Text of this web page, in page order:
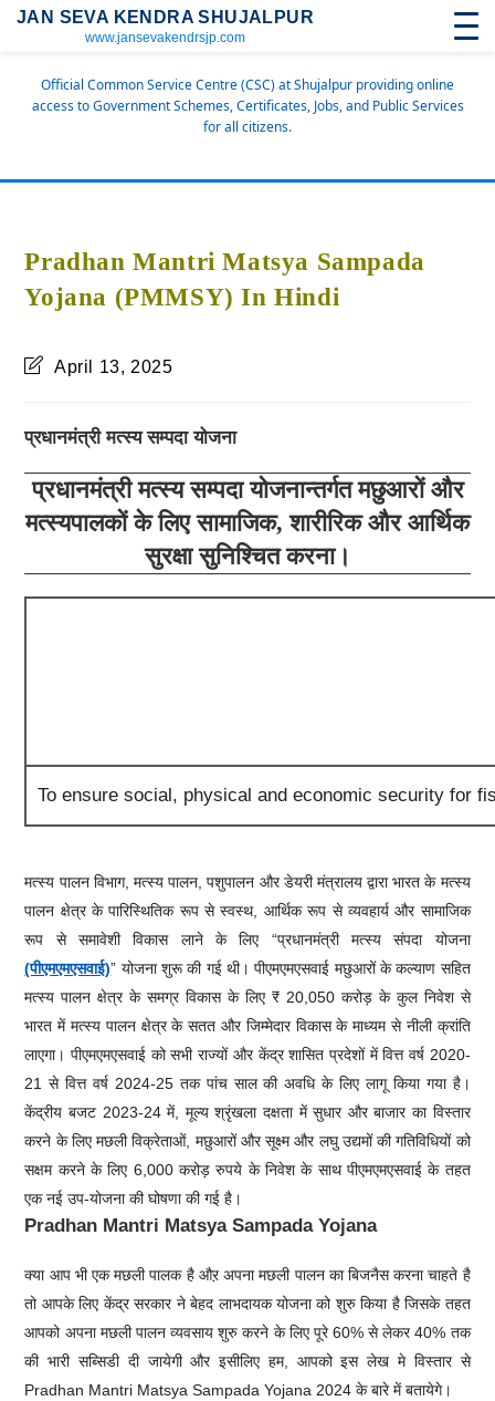
JAN SEVA KENDRA SHUJALPUR
www.jansevakendrsjp.com
Official Common Service Centre (CSC) at Shujalpur providing online
access to Government Schemes, Certificates, Jobs, and Public Services
for all citizens.
Pradhan Mantri Matsya Sampada
Yojana (PMMSY) In Hindi
April 13, 2025
प्रधानमंत्री मत्स्य सम्पदा योजना
प्रधानमंत्री मत्स्य सम्पदा योजनान्तर्गतमछुआरों और
मत्स्यपालकों के लिए सामाजिक, शारीरिक और आर्थिक
सुरक्षा सुनिश्चित करना।
To ensure social, physical and economic security for
मत्स्य पालन विभाग, मत्स्य पालन, पशुपालन और डेयरी मंत्रालय द्वारा भारत के मत्स्य
पालन क्षेत्र के पारिस्थितिक रूप से स्वस्थ, आर्थिक रूप से व्यवहार्य और सामाजिक
रूप से समावेशी विकास लाने के लिए “प्रधानमंत्री मत्स्य संपदा योजना
(पीएमएमएसवाई)” योजना शुरू की गई थी। पीएमएमएसवाई मछुआरों के कल्याण सहित
मत्स्य पालन क्षेत्र के समग्र विकास के लिए ₹ 20,050 करोड़ के कुल निवेश से
भारत में मत्स्य पालन क्षेत्र के सतत और जिम्मेदार विकास के माध्यम से नीली क्रांति
लाएगा। पीएमएमएसवाई को सभी राज्यों और केंद्र शासित प्रदेशों में वित्त वर्ष 2020-
21 से वित्त वर्ष 2024-25 तक पांच साल की अवधि के लिए लागू किया गया है।
केंद्रीय बजट 2023-24 में, मूल्य श्रृंखला दक्षता में सुधार और बाजार का विस्तार
करने के लिए मछली विक्रेताओं, मछुआरों और सूक्ष्म और लघु उद्यमों की गतिविधियों को
सक्षम करने के लिए 6,000 करोड़ रुपये के निवेश के साथ पीएमएमएसवाई के तहत
एक नई उप-योजना की घोषणा की गई है।
Pradhan Mantri Matsya Sampada Yojana
क्या आप भी एक मछली पालक है औऱ अपना मछली पालन का बिजनैस करना चाहते है
तो आपके लिए केंद्र सरकार ने बेहद लाभदायक योजना को शुरु किया है जिसके तहत
आपको अपना मछली पालन व्यवसाय शुरु करने के लिए पूरे 60% से लेकर 40% तक
की भारी सब्सिडी दी जायेगी और इसीलिए हम, आपको इस लेख मे विस्तार से
Pradhan Mantri Matsya Sampada Yojana 2024 के बारे में बतायेगे।